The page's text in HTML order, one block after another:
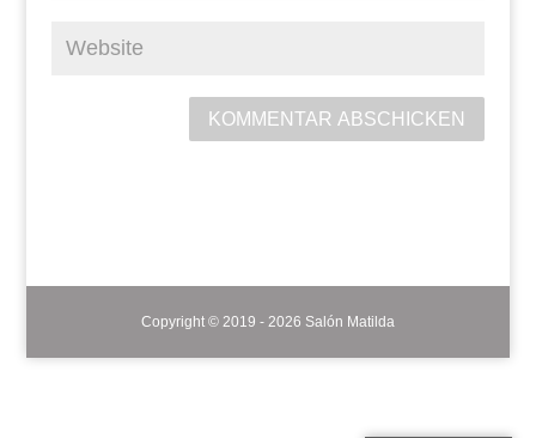
KOMMENTAR ABSCHICKEN
Copyright © 2019 - 2026 Salón Matilda